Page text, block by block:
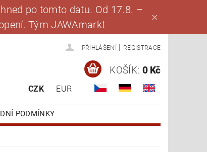
po tomto datu. Od 17.8. –
Tým JAWAmarkt
PŘIHLÁŠENÍ REGISTRACE
CZK EUR
KOŠÍK: 0 Kč
PODMÍNKY